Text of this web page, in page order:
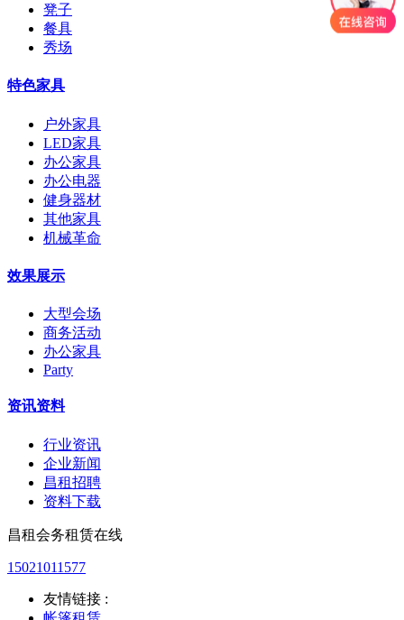
凳子
餐具
秀场
特色家具
户外家具
LED家具
办公家具
办公电器
健身器材
其他家具
机械革命
效果展示
大型会场
商务活动
办公家具
Party
资讯资料
行业资讯
企业新闻
昌租招聘
资料下载
昌租会务租赁在线
15021011577
友情链接 :